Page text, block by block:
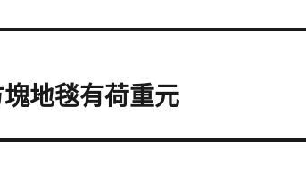
地毯有荷重元